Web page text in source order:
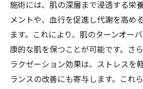
施術には、肌の深層まで浸透する栄
メントや、血行を促進し代謝を高め
ます。これにより、肌のターンオー
康的な肌を保つことが可能です。さ
ラクゼーション効果は、ストレスを
ランスの改善にも寄与します。これ